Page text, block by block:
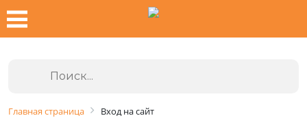
Главная страница Вход на сайт